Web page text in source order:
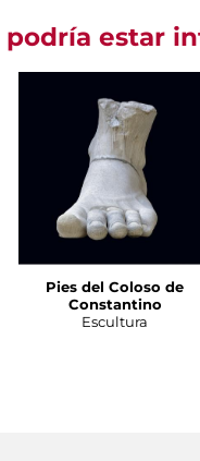
estar
Pies del Coloso de
Constantino
Escultura